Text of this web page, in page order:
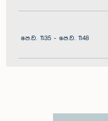
පෙ.ව. 11:35 - පෙ.ව. 11:48